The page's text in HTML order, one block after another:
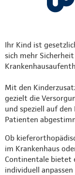
Ihr Kind ist
sich mehr
Mit den
gezielt die
und speziell auf
Patienten
Ob
im Krankenhaus
Continentale bietet
individuell